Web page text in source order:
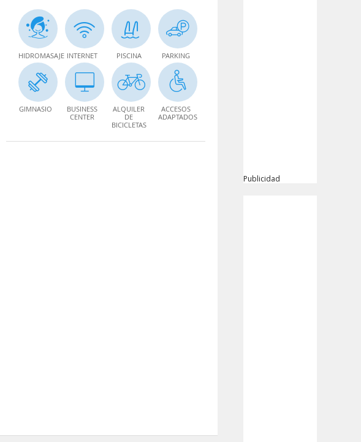
HIDROMASAJE INTERNET PISCINA PARKING
GIMNASIO
BUSINESS
CENTER
ALQUILER
DE
BICICLETAS
ACCESOS
ADAPTADOS
Publicidad